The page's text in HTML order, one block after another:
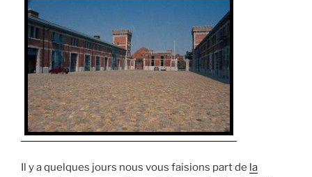
Il y a quelques jours nous vous faisions part de la